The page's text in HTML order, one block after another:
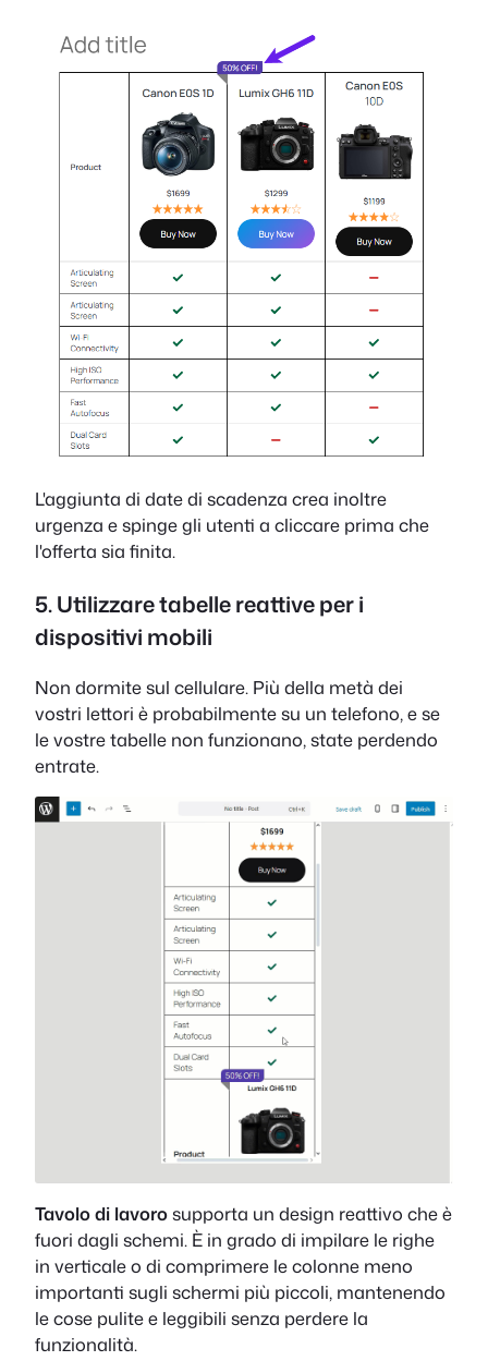
L'aggiunta di date di scadenza crea inoltre
urgenza e spinge gli utenti a cliccare prima che
l'offerta sia finita.
5. Utilizzare tabelle reattive per i
dispositivi mobili
Non dormite sul cellulare. Più della metà dei
vostri lettori è probabilmente su un telefono, e se
le vostre tabelle non funzionano, state perdendo
entrate.
Tavolo di lavorosupporta un design reattivo che è
fuori dagli schemi. È in grado di impilare le righe
in verticale o di comprimere le colonne meno
importanti sugli schermi più piccoli, mantenendo
le cose pulite e leggibili senza perdere la
funzionalità.